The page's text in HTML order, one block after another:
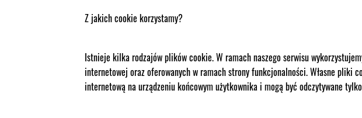
Z jakich cookie korzystamy?
Istnieje kilka rodzajów plików cookie. W ramach naszego serwisu
internetowej oraz oferowanych w ramach strony funkcjonalności. Własne pliki
internetową na urządzeniu końcowym użytkownika i mogą być odczytywane